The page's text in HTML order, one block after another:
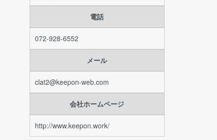
電話
072-928-6552
メール
clat2@keepon-web.com
会社ホームページ
http://www.keepon.work/